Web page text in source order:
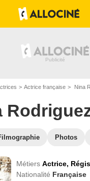
Actrice française Nina
Photos
MétiersActrice,
Nationalité Française